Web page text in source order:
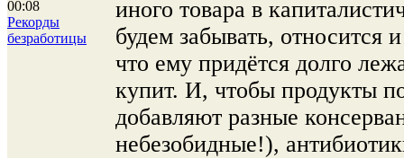
00:08
Рекорды
безработицы
иного товара в
будем забывать, относится
что ему придётся долго
купит. И, чтобы продукты
добавляют разные
небезобидные!),